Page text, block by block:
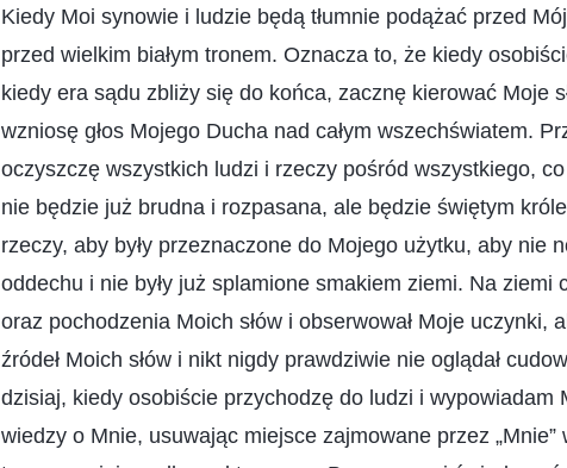
Kiedy Moi synowie i ludzie będą tłumnie podążać przed
przed wielkim białym tronem. Oznacza to, że kiedy
kiedy era sądu zbliży się do końca, zacznę kierować Moje
wzniosę głos Mojego Ducha nad całym wszechświatem.
oczyszczę wszystkich ludzi i rzeczy pośród wszystkiego,
nie będzie już brudna i rozpasana, ale będzie świętym
rzeczy, aby były przeznaczone do Mojego użytku, aby nie
oddechu i nie były już splamione smakiem ziemi. Na ziemi
oraz pochodzenia Moich słów i obserwował Moje uczynki,
źródeł Moich słów i nikt nigdy prawdziwie nie oglądał
dzisiaj, kiedy osobiście przychodzę do ludzi i wypowiadam
wiedzy o Mnie, usuwając miejsce zajmowane przez